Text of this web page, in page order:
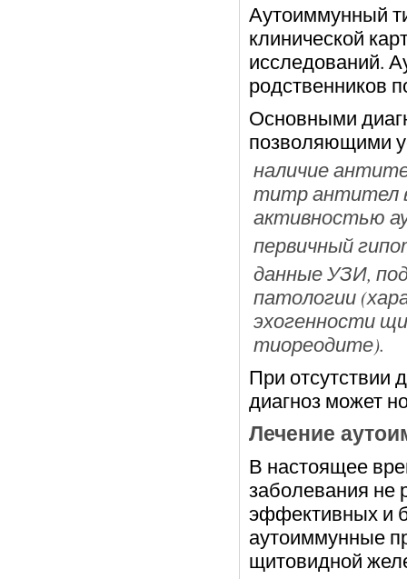
Аутоиммунный
клинической
исследований.
родственников
Основными
позволяющими
наличие
титр антител в
активностью
первичный
данные УЗИ,
патологии
эхогенности
тиореодите).
При отсутствии
диагноз может
Лечение
В настоящее
заболевания не
эффективных и
аутоиммунные
щитовидной